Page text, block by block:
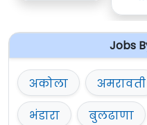
Jobs
अकोला अमरावती
भंडारा
बुलढाणा